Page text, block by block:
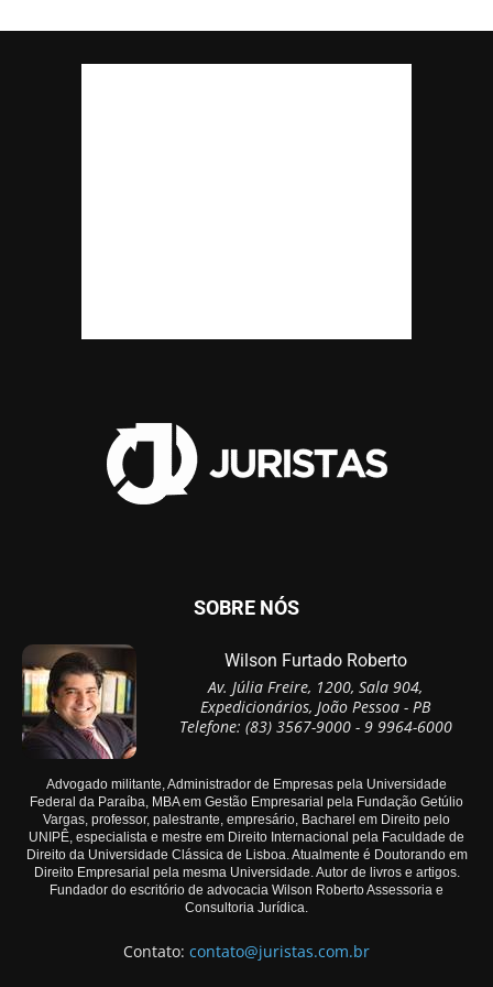
SOBRE NÓS
Wilson Furtado Roberto
Av. Júlia Freire, 1200, Sala 904,
Expedicionários, João Pessoa - PB
Telefone: (83) 3567-9000 - 9 9964-6000
Advogado militante, Administrador de Empresas pela Universidade
Federal da Paraíba, MBA em Gestão Empresarial pela Fundação Getúlio
Vargas, professor, palestrante, empresário, Bacharel em Direito pelo
UNIPÊ, especialista e mestre em Direito Internacional pela Faculdade de
Direito da Universidade Clássica de Lisboa. Atualmente é Doutorando em
Direito Empresarial pela mesma Universidade. Autor de livros e artigos.
Fundador do escritório de advocacia Wilson Roberto Assessoria e
Consultoria Jurídica.
Contato: contato@juristas.com.br